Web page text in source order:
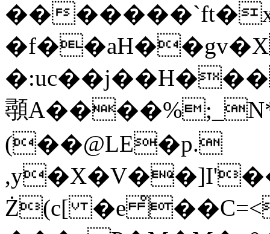
��
�:uc��j��H���
䫮
(��@LE�p.
Ż(c[ �e